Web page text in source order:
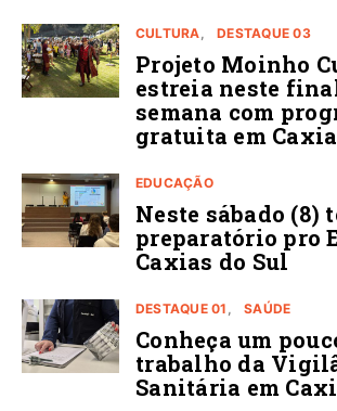
CULTURA DESTAQUE 03
Projeto Moinho
estreia neste
semana com
gratuita em
EDUCAÇÃO
Neste sábado (8)
preparatório pro
Caxias do Sul
DESTAQUE 01 SAÚDE
Conheça um
trabalho da
Sanitária em